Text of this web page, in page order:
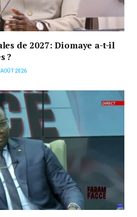
de 2027: Diomaye a-t-il
?
2026